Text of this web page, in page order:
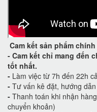
Cam kết sản phẩm
- Cam kết chỉ mang đến
tốt nhất.
- Làm việc từ 7h đến 22h
- Tư vấn kê đặt, hướng
- Thanh toán khi nhận
chuyển khoản)